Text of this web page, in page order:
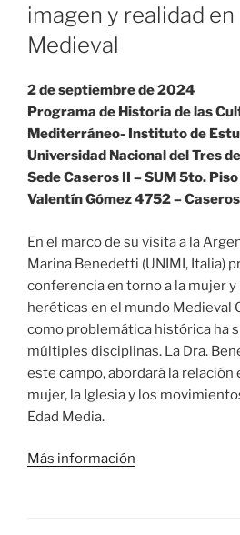
imagen y realidad
Medieval
2 de septiembre de 2024
Programa de Historia de las
Mediterráneo- Instituto de
Universidad Nacional del Tres
Sede Caseros II – SUM 5to. Piso
Valentín Gómez 4752 –
En el marco de su visita a la
Marina Benedetti (UNIMI, Italia)
conferencia en torno a la mujer y
heréticas en el mundo Medieval
como problemática histórica ha
múltiples disciplinas. La Dra.
este campo, abordará la relación
mujer, la Iglesia y los
Edad Media.
Más información